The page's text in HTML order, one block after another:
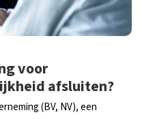
voor
afsluiten?
(BV, NV), een